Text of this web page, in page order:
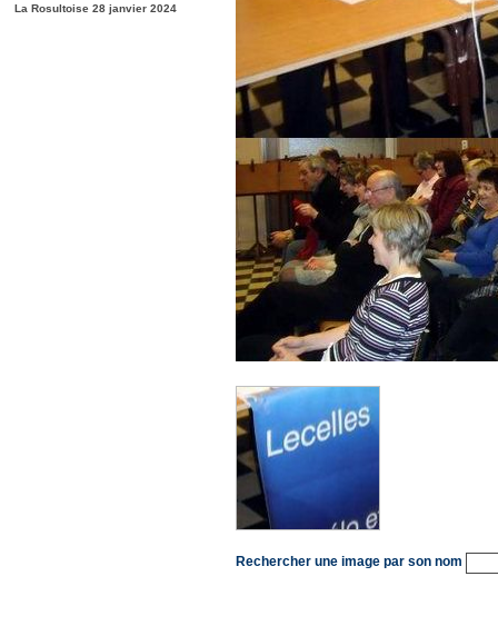
La Rosultoise 28 janvier 2024
Rechercher une image par son nom